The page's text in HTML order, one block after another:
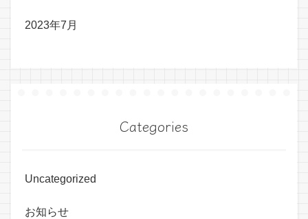
2023年7月
Categories
Uncategorized
お知らせ